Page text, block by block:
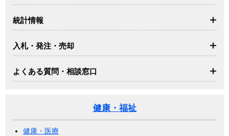
統計情報
入札・発注・売却
よくある質問・相談窓口
健康・福祉
健康・医療